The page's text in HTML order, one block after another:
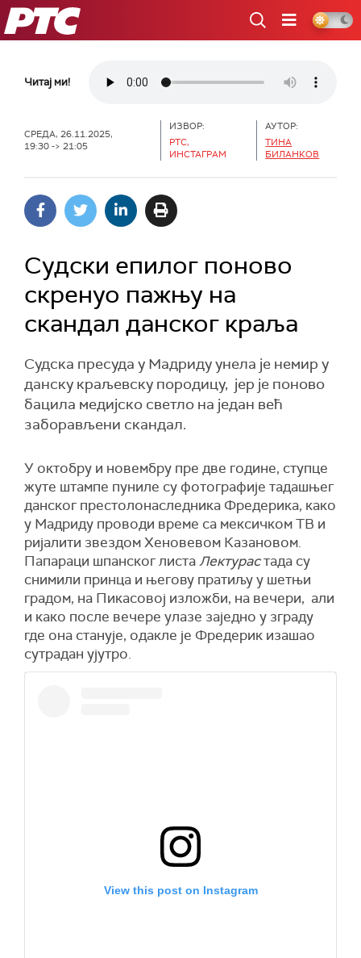
РТС
Читај ми!
СРЕДА, 26.11.2025,
19:30 -> 21:05
ИЗВОР:
РТС,
ИНСТАГРАМ
АУТОР:
ТИНА
БИЛАНКОВ
Судски епилог поново
скренуо пажњу на
скандал данског краља
Судска пресуда у Мадриду унела је немир у
данску краљевску породицу, јер је поново
бацила медијско светло на један већ
заборављени скандал.
У октобру и новембру пре две године, ступце
жуте штампе пуниле су фотографије тадашњег
данског престолонаследника Фредерика, како
у Мадриду проводи време са мексичком ТВ и
ријалити звездом Хеновевом Казановом.
Папараци шпанског листаЛектурастада су
снимили принца и његову пратиљу у шетњи
градом, на Пикасовој изложби, на вечери, али
и како после вечере улазе заједно у зграду
где она станује, одакле је Фредерик изашао
сутрадан ујутро.
View this post on Instagram